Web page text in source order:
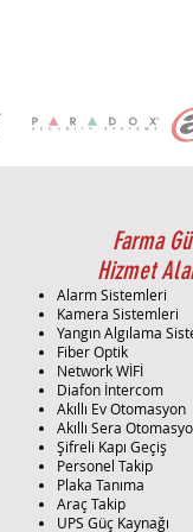
Farma
Hizmet
Alarm Sistemleri
Kamera Sistemleri
Yangın Algılama
Fiber Optik
Network WİFİ
Diafon İntercom
Akıllı Ev Otomasyon
Akıllı Sera
Şifreli Kapı Geçiş
Personel Takip
Plaka Tanıma
Araç Takip
UPS Güç Kaynağı